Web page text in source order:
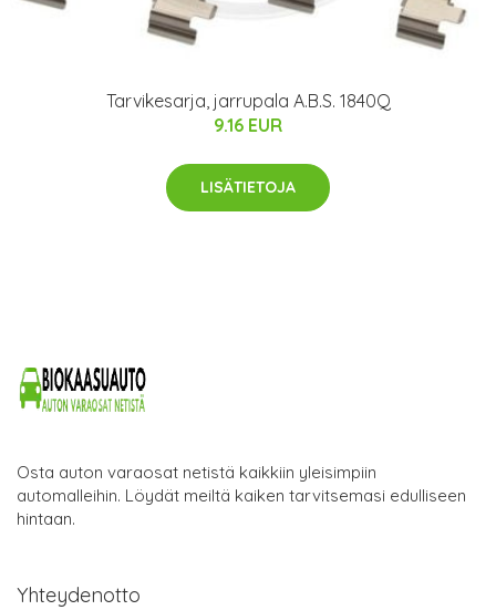
Tarvikesarja, jarrupala A.B.S. 1840Q
9.16 EUR
LISÄTIETOJA
Osta auton varaosat netistä kaikkiin yleisimpiin
automalleihin. Löydät meiltä kaiken tarvitsemasi edulliseen
hintaan.
Yhteydenotto